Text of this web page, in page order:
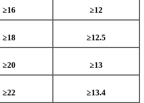
≥16 ≥12
≥18 ≥12.5
≥20 ≥13
≥22 ≥13.4